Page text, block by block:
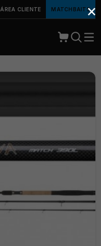
ÁREA CLIENTE MATCHBAITS×